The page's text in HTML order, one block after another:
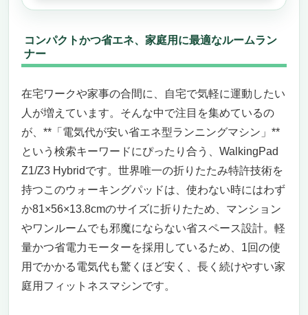
コンパクトかつ省エネ、家庭用に最適なルームラン
ナー
在宅ワークや家事の合間に、自宅で気軽に運動したい
人が増えています。そんな中で注目を集めているの
が、**「電気代が安い省エネ型ランニングマシン」**
という検索キーワードにぴったり合う、WalkingPad
Z1/Z3 Hybridです。世界唯一の折りたたみ特許技術を
持つこのウォーキングパッドは、使わない時にはわず
か81×56×13.8cmのサイズに折りたため、マンション
やワンルームでも邪魔にならない省スペース設計。軽
量かつ省電力モーターを採用しているため、1回の使
用でかかる電気代も驚くほど安く、長く続けやすい家
庭用フィットネスマシンです。